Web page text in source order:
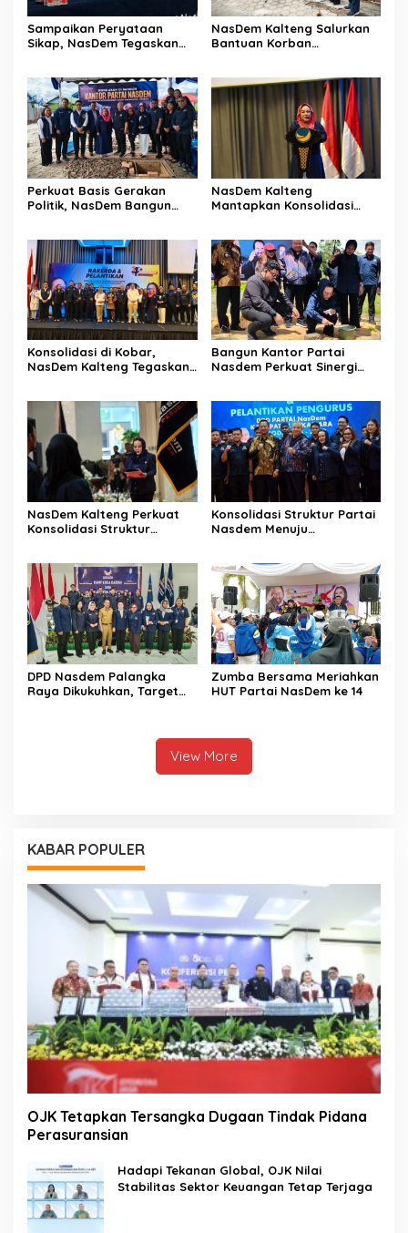
Sampaikan Peryataan
Sikap, NasDem Tegaskan
NasDem Kalteng Salurkan
Bantuan Korban
Perkuat Basis Gerakan
Politik, NasDem Bangun
NasDem Kalteng
Mantapkan Konsolidasi
Konsolidasi di Kobar,
NasDem Kalteng Tegaskan
Bangun Kantor Partai
Nasdem Perkuat Sinergi
NasDem Kalteng Perkuat
Konsolidasi Struktur
Konsolidasi Struktur Partai
Nasdem Menuju
DPD Nasdem Palangka
Raya Dikukuhkan, Target
Zumba Bersama Meriahkan
HUT Partai NasDem ke 14
View More
KABAR POPULER
OJK Tetapkan Tersangka Dugaan Tindak Pidana
Perasuransian
Hadapi Tekanan Global, OJK Nilai
Stabilitas Sektor Keuangan Tetap Terjaga